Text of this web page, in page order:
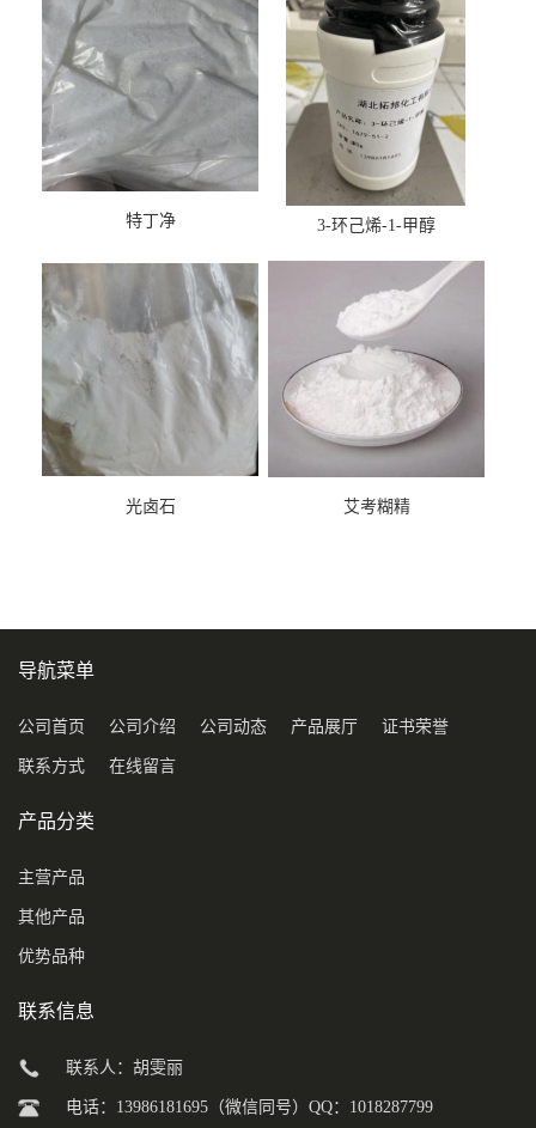
特丁净 3-环己烯-1-甲醇
光卤石 艾考糊精
导航菜单
公司首页 公司介绍 公司动态 产品展厅 证书荣誉
联系方式 在线留言
产品分类
主营产品
其他产品
优势品种
联系信息
联系人：胡雯丽
电话：13986181695（微信同号）QQ：1018287799